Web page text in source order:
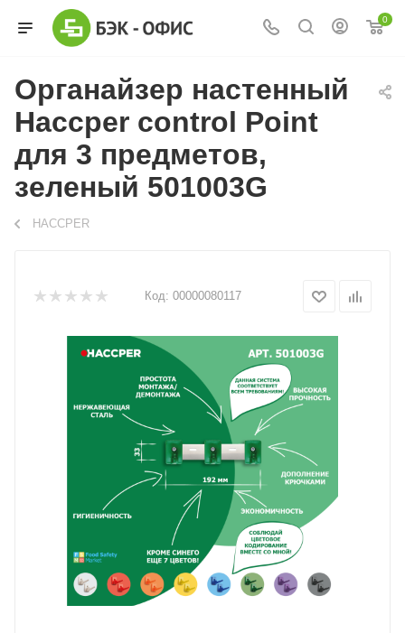
0
Органайзер настенный
Haccper control Point
для 3 предметов,
зеленый 501003G
HACCPER
Код: 00000080117